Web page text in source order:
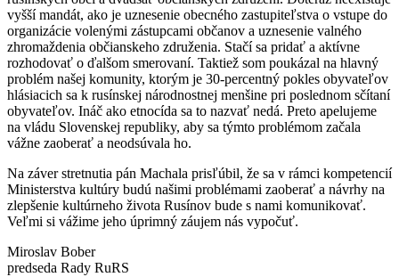
vyšší mandát, ako je uznesenie obecného zastupiteľstva o vstupe do
organizácie volenými zástupcami občanov a uznesenie valného
zhromaždenia občianskeho združenia. Stačí sa pridať a aktívne
rozhodovať o ďalšom smerovaní. Taktiež som poukázal na hlavný
problém našej komunity, ktorým je 30-percentný pokles obyvateľov
hlásiacich sa k rusínskej národnostnej menšine pri poslednom sčítaní
obyvateľov. Ináč ako etnocída sa to nazvať nedá. Preto apelujeme
na vládu Slovenskej republiky, aby sa týmto problémom začala
vážne zaoberať a neodsúvala ho.
Na záver stretnutia pán Machala prisľúbil, že sa v rámci kompetencií
Ministerstva kultúry budú našimi problémami zaoberať a návrhy na
zlepšenie kultúrneho života Rusínov bude s nami komunikovať.
Veľmi si vážime jeho úprimný záujem nás vypočuť.
Miroslav Bober
predseda Rady RuRS